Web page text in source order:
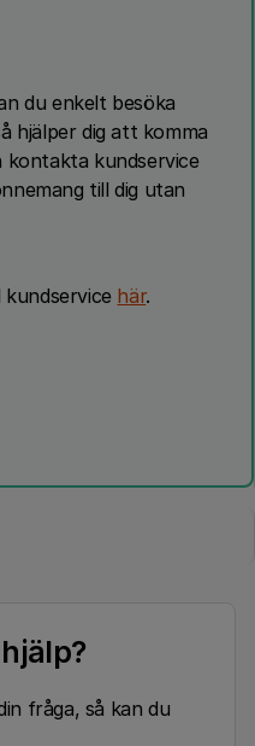
du enkelt besöka
hjälper dig att komma
kontakta kundservice
till dig utan
här.
fråga, så kan du